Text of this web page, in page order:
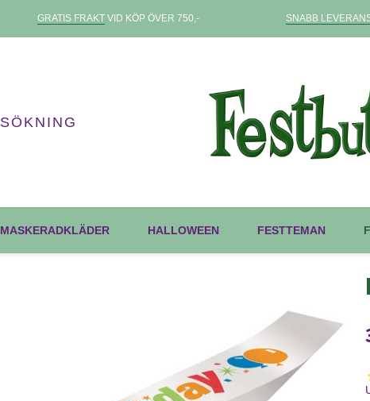
GRATIS FRAKTVID KÖP ÖVER 750,- SNABB
MASKERADKLÄDER HALLOWEEN FESTTEMAN